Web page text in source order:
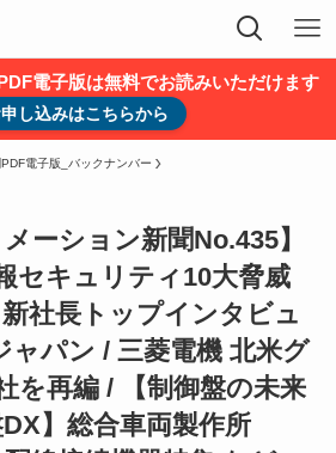
電子版は無料でお読みいただけます
し込みはこちらから
電子版_バックナンバー
メーション新聞No.435】
セキュリティ10大脅威
社長トップインタビュ
ャパン / 三菱電機 北米グ
を再編 / 【制御盤の未来
】総合車両製作所